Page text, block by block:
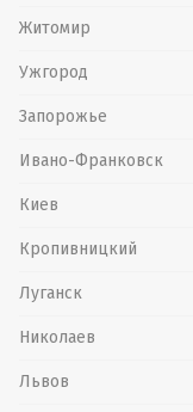
Житомир
Ужгород
Запорожье
Ивано-Франковск
Киев
Кропивницкий
Луганск
Николаев
Львов